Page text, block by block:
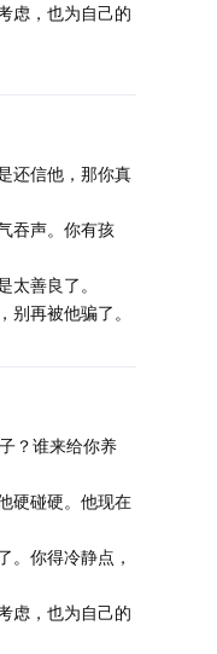
虑，也为自己的
还信他，那你真
吞声。你有孩
善良了。
再被他骗了。
？谁来给你养
硬碰硬。他现在
。你得冷静点，
虑，也为自己的